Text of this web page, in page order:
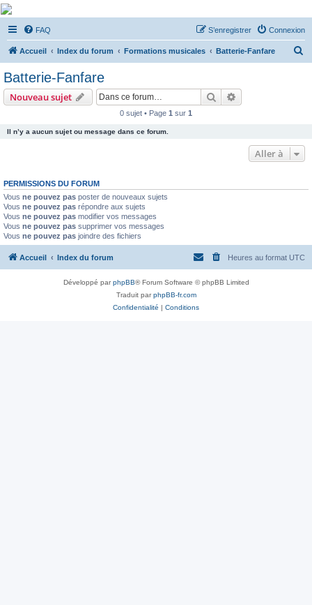
De Musicae Militari -
Forums
Forums de discussions
FAQ Connexion
S’enregistrer
Accueil Index du forum Formations musicales Batterie-Fanfare
Batterie-Fanfare
Nouveau sujet Rechercher
0 sujet • Page 1 sur 1
Il n’y a aucun sujet ou message dans ce forum.
Aller à
PERMISSIONS DU FORUM
Vous ne pouvez pas poster de nouveaux sujets
Vous ne pouvez pas répondre aux sujets
Vous ne pouvez pas modifier vos messages
Vous ne pouvez pas supprimer vos messages
Vous ne pouvez pas joindre des fichiers
Accueil Index du forum Heures au format UTC
Développé parphpBB® Forum Software © phpBB Limited
Traduit parphpBB-fr.com
Confidentialité | Conditions